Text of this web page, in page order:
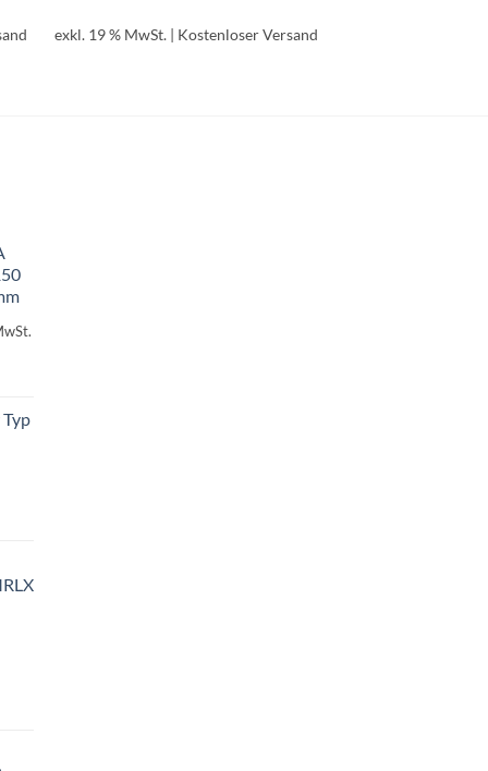
exkl. 19 % MwSt. | Kostenloser Versand